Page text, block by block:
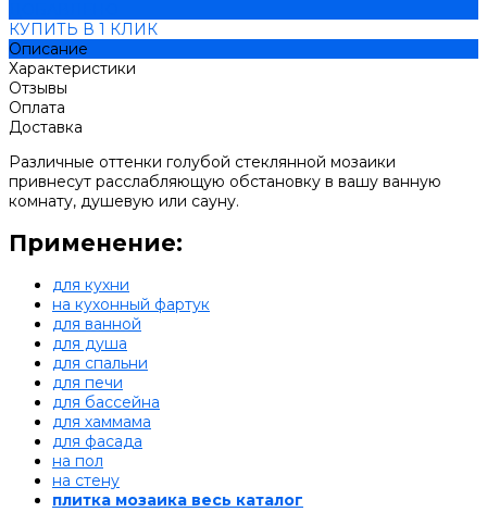
КУПИТЬ В 1 КЛИК
Описание
Характеристики
Отзывы
Оплата
Доставка
Различные оттенки голубой стеклянной мозаики
привнесут расслабляющую обстановку в вашу ванную
комнату, душевую или сауну.
Применение:
для кухни
на кухонный фартук
для ванной
для душа
для спальни
для печи
для бассейна
для хаммама
для фасада
на пол
на стену
плитка мозаика весь каталог